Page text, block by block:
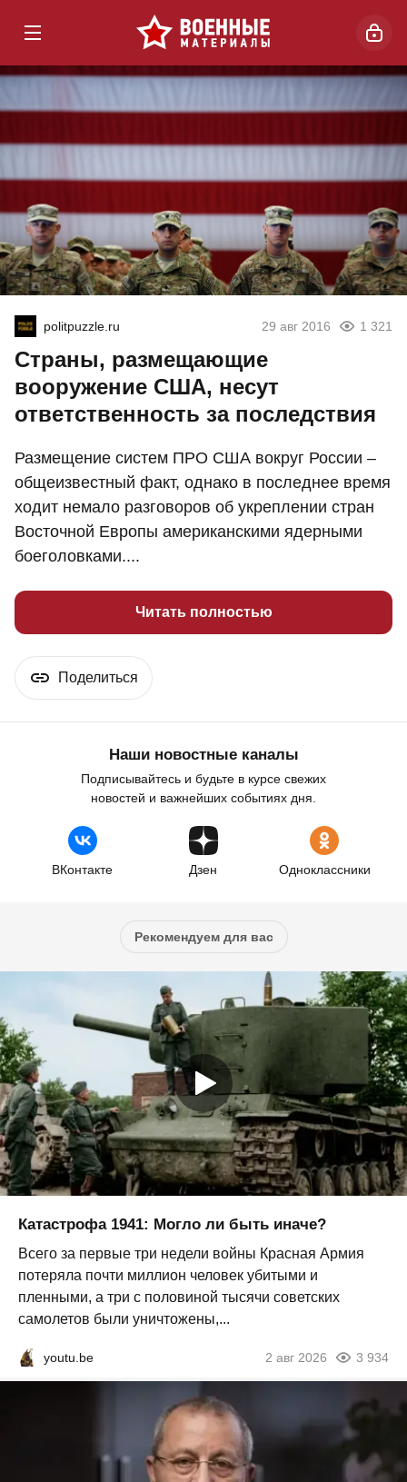
politpuzzle.ru 29 авг 2016 1 321
Страны, размещающие
вооружение США, несут
ответственность за последствия
Размещение систем ПРО США вокруг России –
общеизвестный факт, однако в последнее время
ходит немало разговоров об укреплении стран
Восточной Европы американскими ядерными
боеголовками....
Читать полностью
Поделиться
Наши новостные каналы
Подписывайтесь и будьте в курсе свежих
новостей и важнейших событиях дня.
ВКонтакте Дзен Одноклассники
Рекомендуем для вас
Катастрофа 1941: Могло ли быть иначе?
Всего за первые три недели войны Красная Армия
потеряла почти миллион человек убитыми и
пленными, а три с половиной тысячи советских
самолетов были уничтожены,...
youtu.be 2 авг 2026 3 934